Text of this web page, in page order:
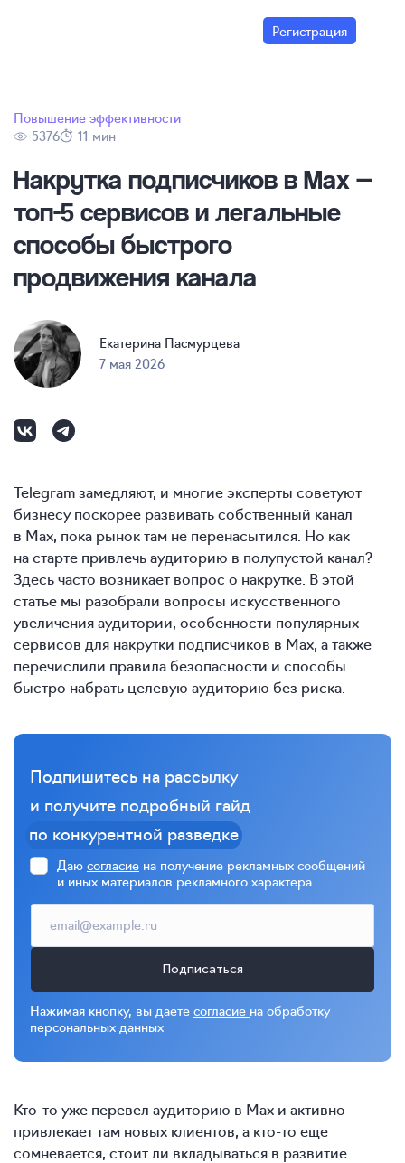
Регистрация
Повышение эффективности
5376
11 мин
Накрутка подписчиков в Max —
топ-5 сервисов и легальные
способы быстрого
продвижения канала
Екатерина Пасмурцева
7 мая 2026
Telegram замедляют, и многие эксперты советуют
бизнесу поскорее развивать собственный канал
в Max, пока рынок там не перенасытился. Но как
на старте привлечь аудиторию в полупустой канал?
Здесь часто возникает вопрос о накрутке. В этой
статье мы разобрали вопросы искусственного
увеличения аудитории, особенности популярных
сервисов для накрутки подписчиков в Max, а также
перечислили правила безопасности и способы
быстро набрать целевую аудиторию без риска.
Подпишитесь на рассылку
и получите подробный гайд
по конкурентной разведке
Даю согласие на получение рекламных сообщений
и иных материалов рекламного характера
Подписаться
Нажимая кнопку, вы даете согласие на обработку
персональных данных
Кто-то уже перевел аудиторию в Max и активно
привлекает там новых клиентов, а кто-то еще
сомневается, стоит ли вкладываться в развитие